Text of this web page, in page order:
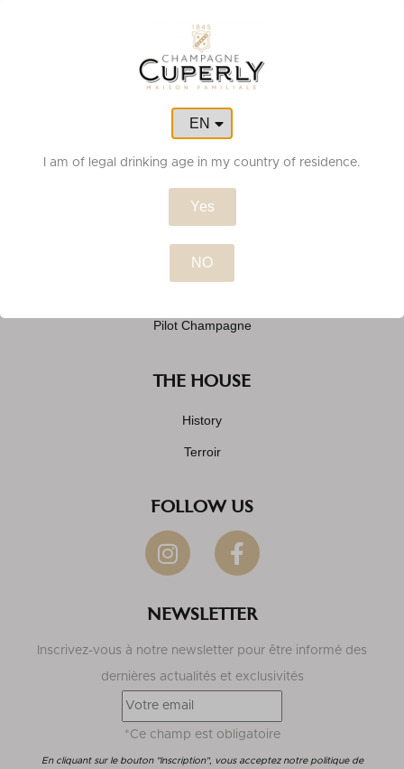
CUSTOMER SERVICE
CHAMPAGNE
Prestige Cuvée
Grande Réserve Cuvée
Réserve Cuvée
Pilot Champagne
THE HOUSE
History
Terroir
FOLLOW US
NEWSLETTER
Inscrivez-vous à notre newsletter pour être informé des
dernières actualités et exclusivités
*Ce champ est obligatoire
En cliquant sur le bouton "Inscription", vous acceptez notre politique de
EN
FR
I am of legal drinking age in my country of residence.
Yes